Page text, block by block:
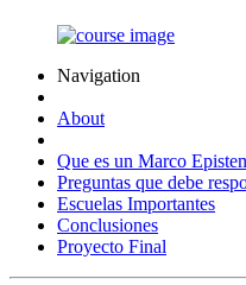
Navigation
About
Que es un Marco
Preguntas que debe
Escuelas Importantes
Conclusiones
Proyecto Final